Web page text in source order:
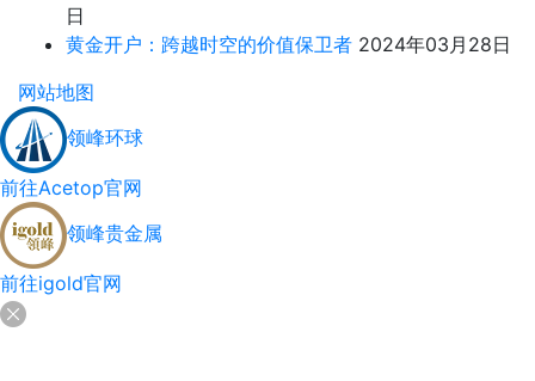
日
黄金开户：跨越时空的价值保卫者 2024年03月28日
网站地图
领峰环球
前往Acetop官网
领峰贵金属
前往igold官网